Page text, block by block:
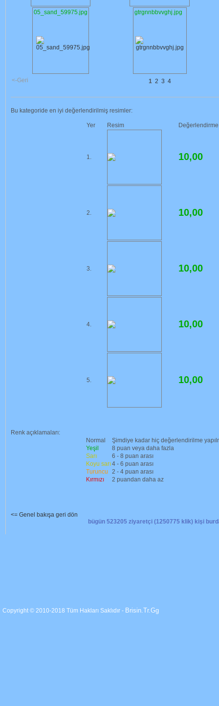
05_sand_59975.jpg gtrgnnbbvvghj.jpg
<-Geri 1 2 3 4
Bu kategoride en iyi değerlendirilmiş resimler:
Yer Resim Değerlendirme
1. 10,00
2. 10,00
3. 10,00
4. 10,00
5. 10,00
Renk açıklamaları:
Normal
Şimdiye kadar hiç değerlendirilme
Yeşil
8 puan veya daha fazla
Sarı
6 - 8 puan arası
Koyu sarı4 - 6 puan arası
Turuncu
2 - 4 puan arası
Kırmızı
2 puandan daha az
<= Genel bakışa geri dön
bügün 523205 ziyaretçi (1250775 klik) kişi
Copyright © 2010-2018 Tüm Hakları Saklıdır - Brisin.Tr.Gg